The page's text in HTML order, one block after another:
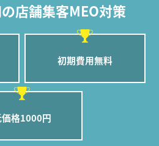
店舗集客MEO対策
初期費用無料
格1000円